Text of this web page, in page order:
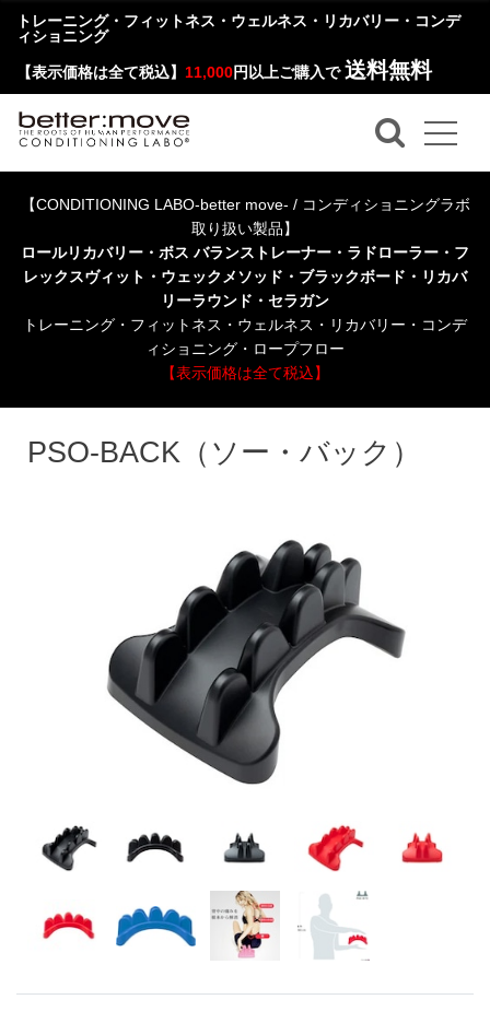
トレーニング・フィットネス・ウェルネス・リカバリー・コンデ
ィショニング
【表示価格は全て税込】 11,000円以上ご購入で 送料無料
【CONDITIONING LABO-better move- / コンディショニングラボ
取り扱い製品】
ロールリカバリー・ボス バランストレーナー・ラドローラー・フ
レックスヴィット・ウェックメソッド・ブラックボード・リカバ
リーラウンド・セラガン
トレーニング・フィットネス・ウェルネス・リカバリー・コンデ
ィショニング・ロープフロー
【表示価格は全て税込】
PSO-BACK（ソー・バック）